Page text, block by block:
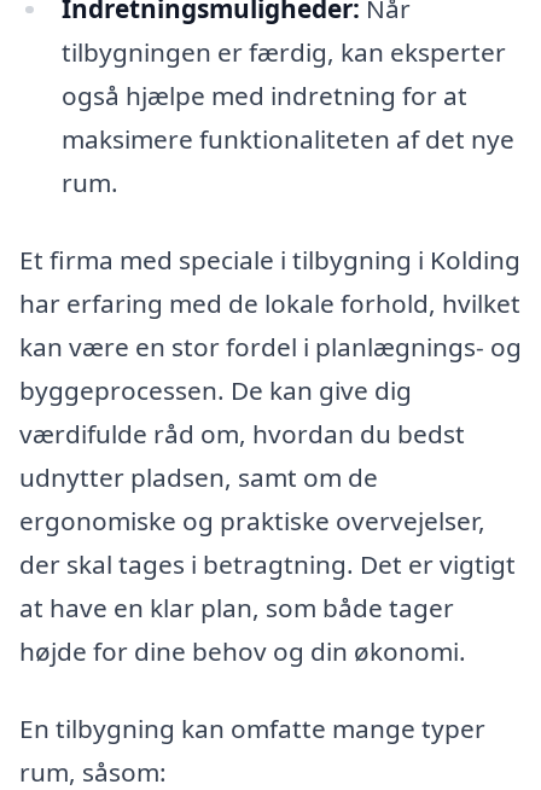
Indretningsmuligheder: Når
tilbygningen er færdig, kan eksperter
også hjælpe med indretning for at
maksimere funktionaliteten af det nye
rum.
Et firma med speciale i tilbygning i Kolding
har erfaring med de lokale forhold, hvilket
kan være en stor fordel i planlægnings- og
byggeprocessen. De kan give dig
værdifulde råd om, hvordan du bedst
udnytter pladsen, samt om de
ergonomiske og praktiske overvejelser,
der skal tages i betragtning. Det er vigtigt
at have en klar plan, som både tager
højde for dine behov og din økonomi.
En tilbygning kan omfatte mange typer
rum, såsom: